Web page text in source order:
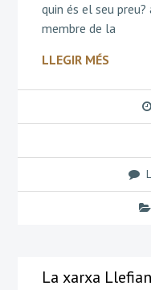
quin és el seu
membre de la
LLEGIR MÉS
La xarxa